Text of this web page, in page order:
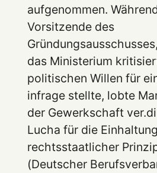
aufgenommen.
Vorsitzende des
das Ministerium
politischen Willen für
infrage stellte, lobte
der Gewerkschaft
Lucha für die Einhaltung
rechtsstaatlicher
(Deutscher